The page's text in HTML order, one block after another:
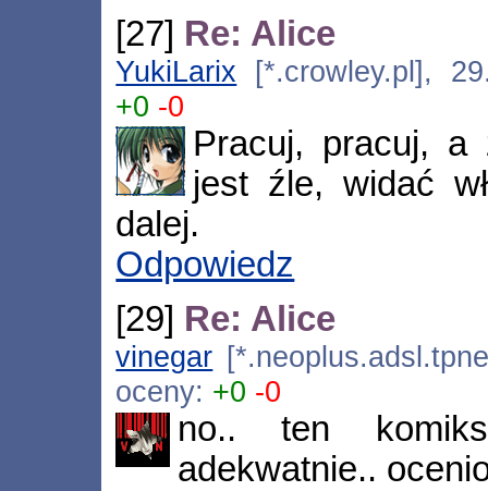
[27] Re: Alice
YukiLarix [*.crowley.pl],
+0 -0
Pracuj, pracuj,
jest źle, widać
dalej.
Odpowiedz
[29] Re: Alice
vinegar
oceny: +0 -0
no.. ten
adekwatnie..